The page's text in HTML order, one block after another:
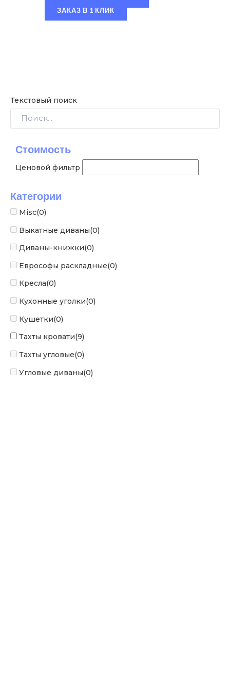
Текстовый поиск
Стоимость
Ценовой фильтр
Категории
Misc(0)
Выкатные диваны(0)
Диваны-книжки(0)
Еврософы раскладные(0)
Кресла(0)
Кухонные уголки(0)
Кушетки(0)
Тахты кровати(9)
Тахты угловые(0)
Угловые диваны(0)
ЗАКАЗ В 1 КЛИК